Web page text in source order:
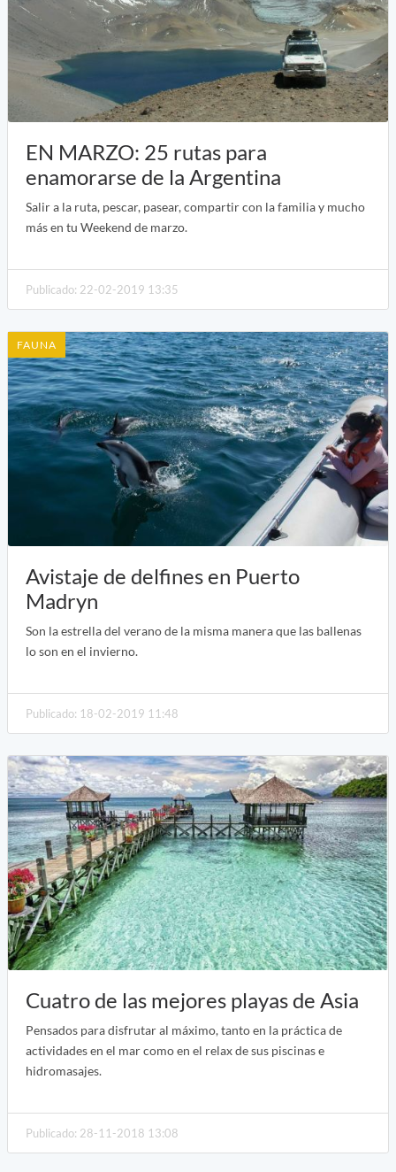
EN MARZO: 25 rutas para
enamorarse de la Argentina
Salir a la ruta, pescar, pasear, compartir con la familia y mucho
más en tu Weekend de marzo.
Publicado: 22-02-2019 13:35
FAUNA
Avistaje de delfines en Puerto
Madryn
Son la estrella del verano de la misma manera que las ballenas
lo son en el invierno.
Publicado: 18-02-2019 11:48
Cuatro de las mejores playas de Asia
Pensados para disfrutar al máximo, tanto en la práctica de
actividades en el mar como en el relax de sus piscinas e
hidromasajes.
Publicado: 28-11-2018 13:08